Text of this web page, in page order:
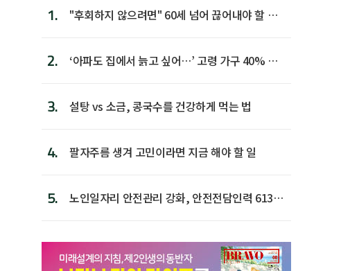
1.
"후회하지 않으려면" 60세 넘어 끊어내야 할 사
2.
‘아파도 집에서 늙고 싶어…’ 고령 가구 40% 노
3. 설탕 vs 소금, 콩국수를 건강하게 먹는 법
4. 팔자주름 생겨 고민이라면 지금 해야 할 일
5.
노인일자리 안전관리 강화, 안전전담인력 613명